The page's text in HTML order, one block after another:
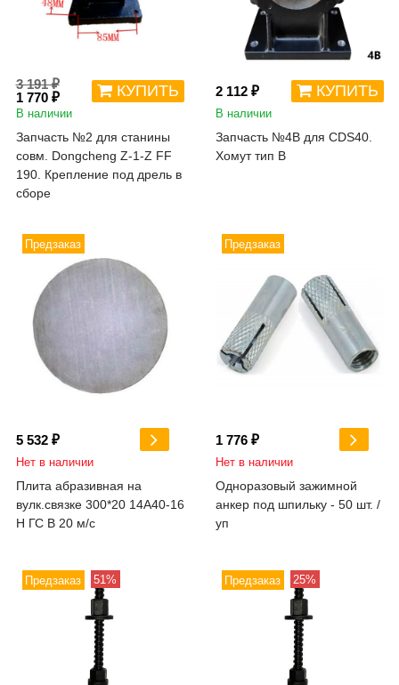
3 191 ₽
1 770 ₽
КУПИТЬ
В наличии
Запчасть №2 для станины
совм. Dongcheng Z-1-Z FF
190. Крепление под дрель в
сборе
2 112 ₽ КУПИТЬ
В наличии
Запчасть №4B для CDS40.
Хомут тип B
Предзаказ
5 532 ₽
Нет в наличии
Плита абразивная на
вулк.связке 300*20 14А40-16
Н ГС В 20 м/с
Предзаказ
1 776 ₽
Нет в наличии
Одноразовый зажимной
анкер под шпильку - 50 шт. /
уп
Предзаказ 51% Предзаказ 25%